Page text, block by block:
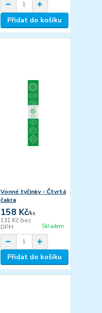
Přidat do košíku
Vonné tyčinky - Čtvrtá
čakra
158 Kč/ks
131 Kč bez
DPH
Skladem
Přidat do košíku